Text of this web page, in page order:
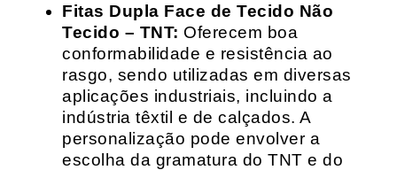
Fitas Dupla Face de Tecido Não
Tecido – TNT: Oferecem boa
conformabilidade e resistência ao
rasgo, sendo utilizadas em diversas
aplicações industriais, incluindo a
indústria têxtil e de calçados. A
personalização pode envolver a
escolha da gramatura do TNT e do